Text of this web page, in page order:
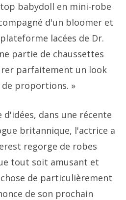
babydoll en mini-robe
d'un bloomer et
lacées de Dr.
partie de chaussettes
parfaitement un look
proportions. »
d'idées, dans une récente
britannique, l'actrice a
regorge de robes
tout soit amusant et
de particulièrement
de son prochain